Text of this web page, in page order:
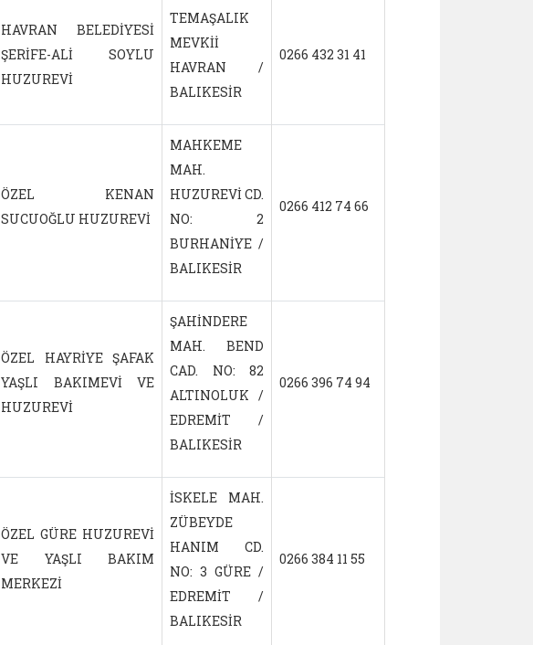
HAVRAN BELEDİYESİ
ŞERİFE-ALİ SOYLU
HUZUREVİ
TEMAŞALIK
MEVKİİ
HAVRAN /
BALIKESİR
0266 432 31 41
ÖZEL KENAN
SUCUOĞLU HUZUREVİ
MAHKEME
MAH.
HUZUREVİ CD.
NO: 2
BURHANİYE /
BALIKESİR
0266 412 74 66
ÖZEL HAYRİYE ŞAFAK
YAŞLI BAKIMEVİ VE
HUZUREVİ
ŞAHİNDERE
MAH. BEND
CAD. NO: 82
ALTINOLUK /
EDREMİT /
BALIKESİR
0266 396 74 94
ÖZEL GÜRE HUZUREVİ
VE YAŞLI BAKIM
MERKEZİ
İSKELE MAH.
ZÜBEYDE
HANIM CD.
NO: 3 GÜRE /
EDREMİT /
BALIKESİR
0266 384 11 55